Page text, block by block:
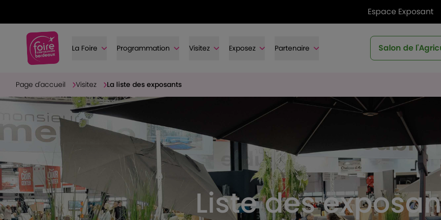
Espace Exposant
La Foire Programmation Visitez Exposez Partenaire Salon de
Page d'accueil Visitez La liste des exposants
Liste des